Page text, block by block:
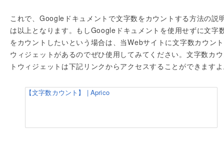
これで、Googleドキュメントで文字数をカウントする方法の説
は以上となります。もしGoogleドキュメントを使用せずに文字
をカウントしたいという場合は、当Webサイトに文字数カウン
ウィジェットがあるのでぜひ使用してみてください。文字数カ
トウィジェットは下記リンクからアクセスすることができます
【文字数カウント】 | Aprico